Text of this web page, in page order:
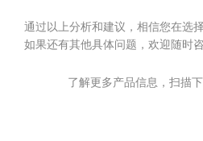
通过以上分析和建议，相信您在选
如果还有其他具体问题，欢迎随时
了解更多产品信息，扫描